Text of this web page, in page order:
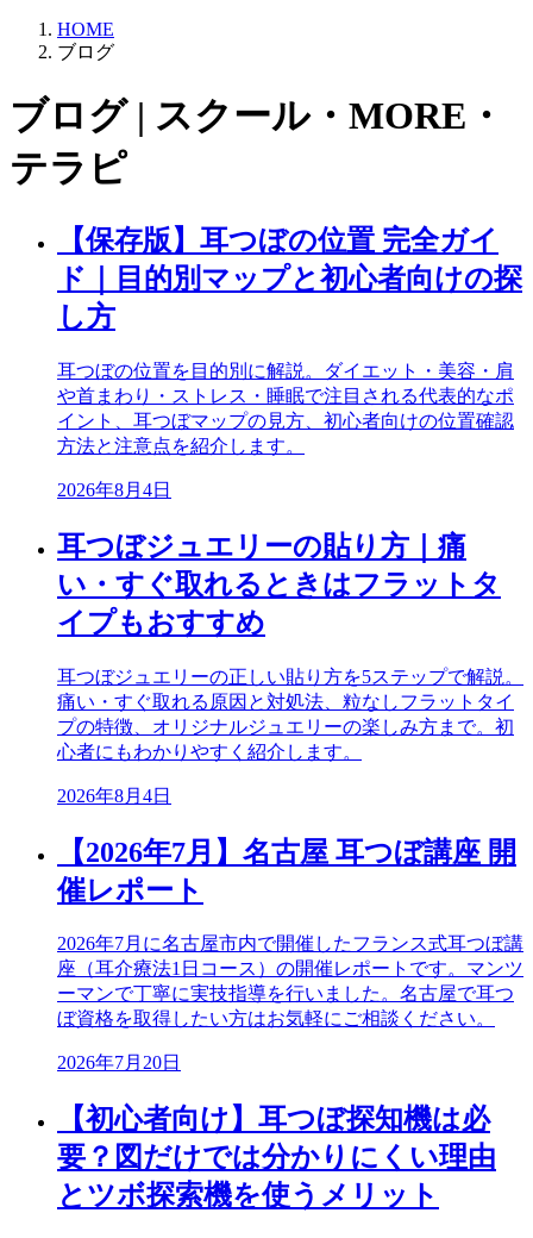
HOME
ブログ
ブログ | スクール・MORE・
テラピ
【保存版】耳つぼの位置 完全ガイ
ド｜目的別マップと初心者向けの探
し方
耳つぼの位置を目的別に解説。ダイエット・美容・肩
や首まわり・ストレス・睡眠で注目される代表的なポ
イント、耳つぼマップの見方、初心者向けの位置確認
方法と注意点を紹介します。
2026年8月4日
耳つぼジュエリーの貼り方｜痛
い・すぐ取れるときはフラットタ
イプもおすすめ
耳つぼジュエリーの正しい貼り方を5ステップで解説。
痛い・すぐ取れる原因と対処法、粒なしフラットタイ
プの特徴、オリジナルジュエリーの楽しみ方まで。初
心者にもわかりやすく紹介します。
2026年8月4日
【2026年7月】名古屋 耳つぼ講座 開
催レポート
2026年7月に名古屋市内で開催したフランス式耳つぼ講
座（耳介療法1日コース）の開催レポートです。マンツ
ーマンで丁寧に実技指導を行いました。名古屋で耳つ
ぼ資格を取得したい方はお気軽にご相談ください。
2026年7月20日
【初心者向け】耳つぼ探知機は必
要？図だけでは分かりにくい理由
とツボ探索機を使うメリット